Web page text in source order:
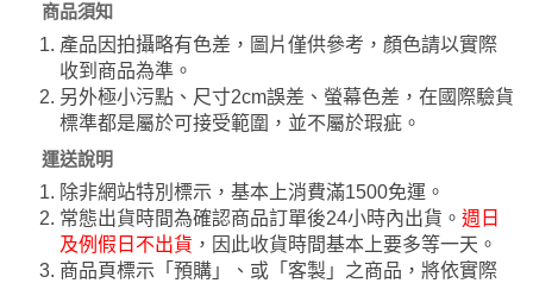
商品須知
產品因拍攝略有色差，圖片僅供參考，顏色請以實際
收到商品為準。
另外極小污點、尺寸2cm誤差、螢幕色差，在國際驗貨
標準都是屬於可接受範圍，並不屬於瑕疵。
運送說明
除非網站特別標示，基本上消費滿1500免運。
常態出貨時間為確認商品訂單後24小時內出貨。 週日
及例假日不出貨 ，因此收貨時間基本上要多等一天。
商品頁標示「預購」、或「客製」之商品，將依實際